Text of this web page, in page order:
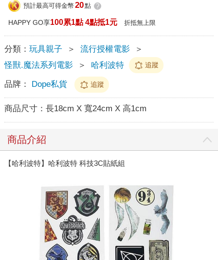
預計最高可得金幣 20點 ?
HAPPY GO享100累1點 4點抵1元 折抵無上限
分類： 玩具親子 ＞ 流行授權電影
＞
怪獸.魔法系列電影
＞ 哈利波特 追蹤
品牌： Dope私貨 追蹤
商品尺寸： 長18cm X 寬24cm X 高1cm
商品介紹
【哈利波特】哈利波特 科技3C貼紙組